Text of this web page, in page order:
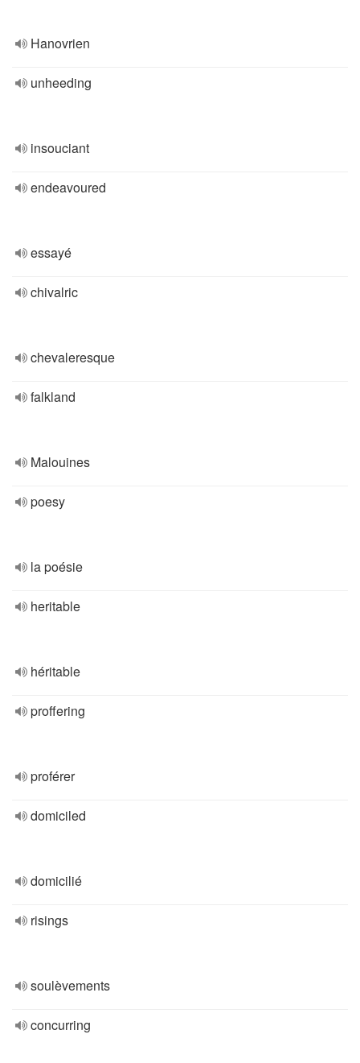
Hanovrien
unheeding
insouciant
endeavoured
essayé
chivalric
chevaleresque
falkland
Malouines
poesy
la poésie
heritable
héritable
proffering
proférer
domiciled
domicilié
risings
soulèvements
concurring